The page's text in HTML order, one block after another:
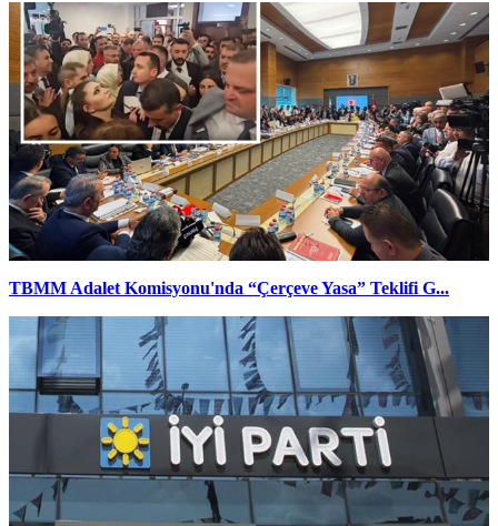
TBMM Adalet Komisyonu'nda “Çerçeve Yasa” Teklifi G...